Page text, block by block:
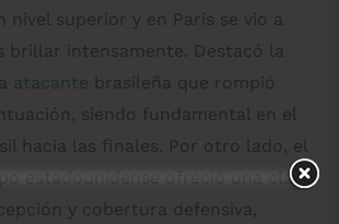
nivel superior y en París se vio a
brillar intensamente. Destacó la
atacante brasileña que rompió
siendo fundamental en el
hacia las finales. Por otro lado, el
estadounidense ofreció una clase
y cobertura defensiva,